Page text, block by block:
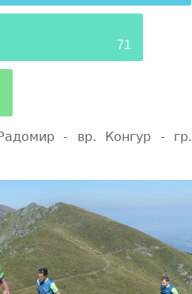
71
- вр. Конгур - гр.